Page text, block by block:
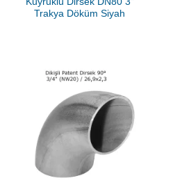
Trakya Döküm Siyah